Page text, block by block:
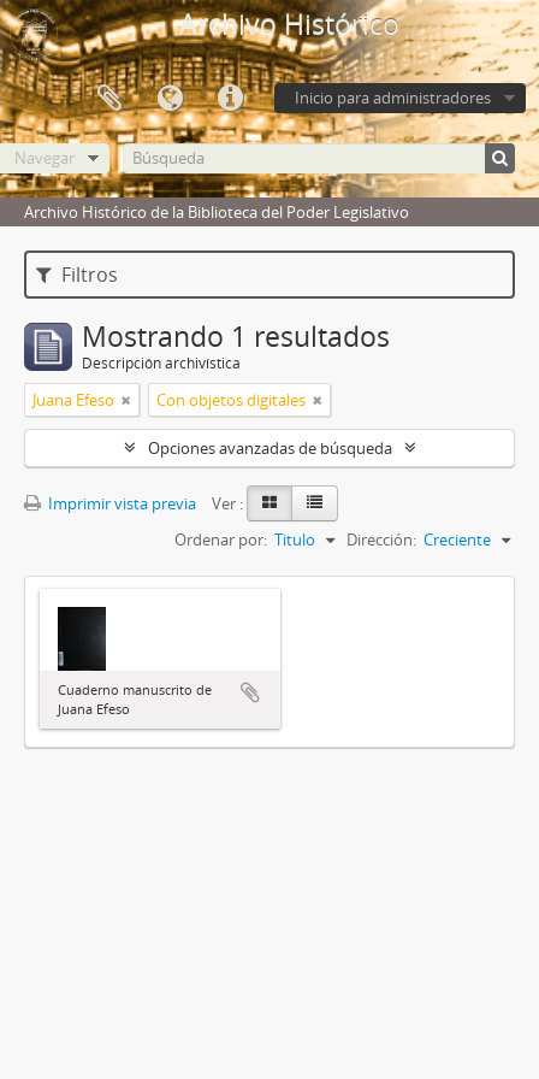
Archivo Histórico
Inicio para administradores
Navegar
Archivo Histórico de la Biblioteca del Poder Legislativo
Filtros
Mostrando 1 resultados
Descripción archivística
Juana Efeso Con objetos digitales
Opciones avanzadas de búsqueda
Imprimir vista previa
Ver :
Ordenar por: Titulo Dirección: Creciente
Cuaderno manuscrito de
Juana Efeso